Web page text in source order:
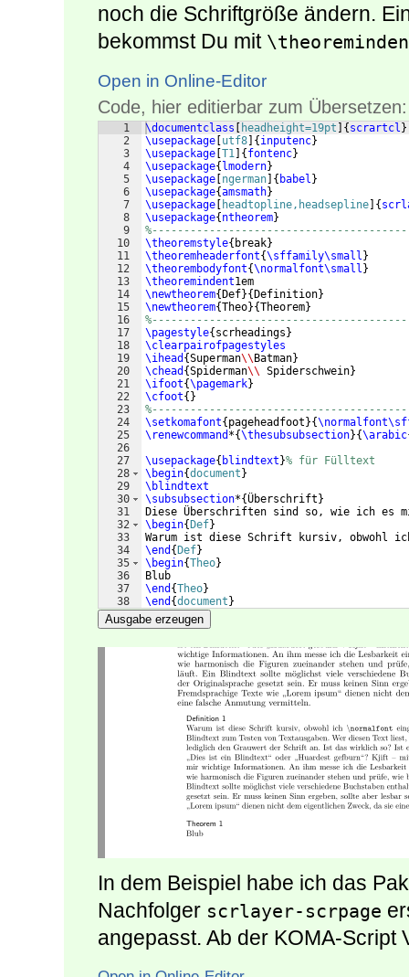
noch die Schriftgröße ändern.
bekommst Du mit
Open in Online-Editor
Code, hier editierbar zum Übersetzen:
1
2
3
4
5
6
7
8
9
10
11
12
13
14
15
16
17
18
19
20
21
22
23
24
25
26
27
28
29
30
31
32
33
34
35
36
37
38
\documentclass headheight=19pt { scrartcl }
\usepackage utf8 { inputenc}
\usepackage T1 { fontenc}
\usepackage{ lmodern}
\usepackage ngerman { babel }
\usepackage{amsmath}
\usepackage
headtopline,headsepline {
\usepackage{ ntheorem}
\theoremstyle{ break}
\theoremheaderfont{\sffamily\small }
\theorembodyfont{\normalfont\small }
\theoremindent1em
\newtheorem{ Def}{ Definition}
\newtheorem{Theo}{Theorem}
\pagestyle{ scrheadings }
\clearpairofpagestyles
\ihead {Superman\\ Batman}
\chead {Spiderman\\ Spiderschwein}
\ifoot{\pagemark}
\cfoot{ }
\setkomafont{ pageheadfoot }{
\renewcommand *{\thesubsubsection}{\arabic
\usepackage{ blindtext }% für Fülltext
\begin{document }
\blindtext
\subsubsection*{Überschrift }
Diese Überschriften sind so, wie ich es
\begin{ Def}
Warum ist diese Schrift kursiv, obwohl
\end { Def}
\begin{Theo}
Blub
\end {Theo}
\end {document }
Ausgabe erzeugen
In dem Beispiel habe ich das
Nachfolger scrlayer-scrpage
angepasst. Ab der KOMA-